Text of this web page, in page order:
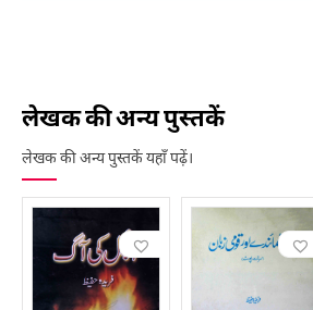
लेखक की अन्य पुस्तकें
लेखक की अन्य पुस्तकें यहाँ पढ़ें।